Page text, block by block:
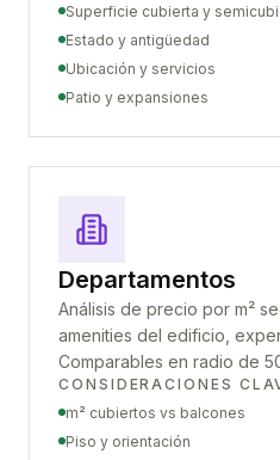
Superficie cubierta y
Estado y antigüedad
Ubicación y servicios
Patio y expansiones
Departamentos
Análisis de precio por m²
amenities del edificio,
Comparables en radio de
CONSIDERACIONES
m² cubiertos vs balcones
Piso y orientación